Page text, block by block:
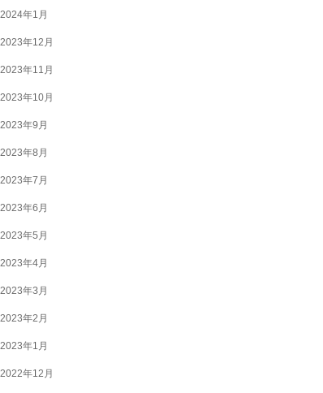
2024年1月
2023年12月
2023年11月
2023年10月
2023年9月
2023年8月
2023年7月
2023年6月
2023年5月
2023年4月
2023年3月
2023年2月
2023年1月
2022年12月